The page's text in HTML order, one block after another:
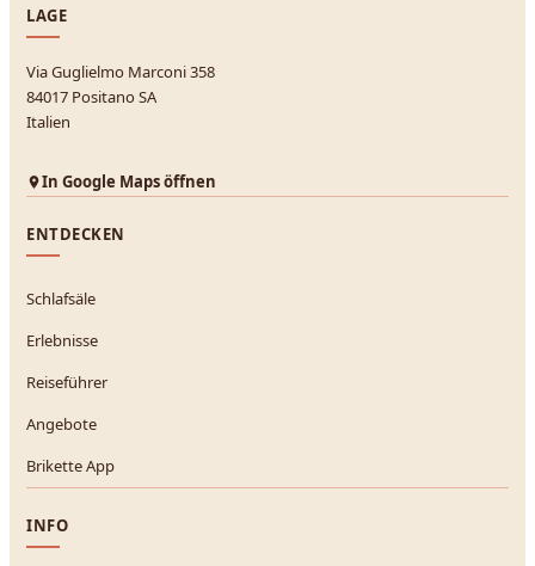
LAGE
Via Guglielmo Marconi 358
84017 Positano SA
Italien
In Google Maps öffnen
ENTDECKEN
Schlafsäle
Erlebnisse
Reiseführer
Angebote
Brikette App
INFO